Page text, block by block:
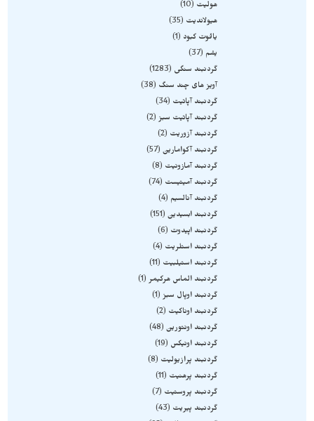
هولیت
10
هیولاندیت
35
یاقوت کبود
1
یشم
37
گردنبند سنگی
1283
آویز های چند سنگ
38
گردنبند آپاتیت
34
گردنبند آپاتیت سبز
2
گردنبند آزوریت
2
گردنبند آکوامارین 57
گردنبند آمازونیت
8
گردنبند آمیتیست
74
گردنبند آنالسیم
4
گردنبند ابسیدین 151
گردنبند اپیدوت
6
گردنبند استلریت
4
گردنبند استیلبیت
11
گردنبند الماس هرکیمر
1
گردنبند اوپال سبز
1
گردنبند اوناکیت
2
گردنبند اونتورین 48
گردنبند اونیکس
19
گردنبند پرازیولیت
8
گردنبند پرهنیت
11
گردنبند پروستیت
7
گردنبند پیریت
43